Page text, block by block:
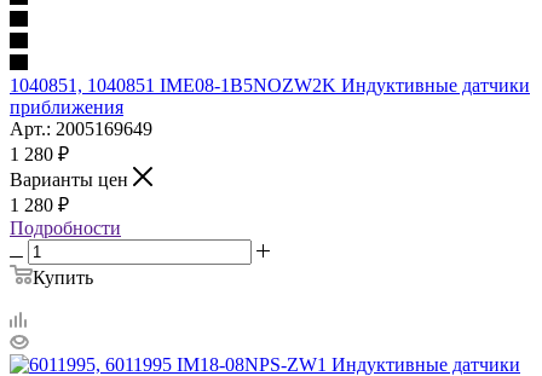
1040851, 1040851 IME08-1B5NOZW2K Индуктивные датчики
приближения
Арт.: 2005169649
1 280 ₽
Варианты цен
1 280 ₽
Подробности
Купить